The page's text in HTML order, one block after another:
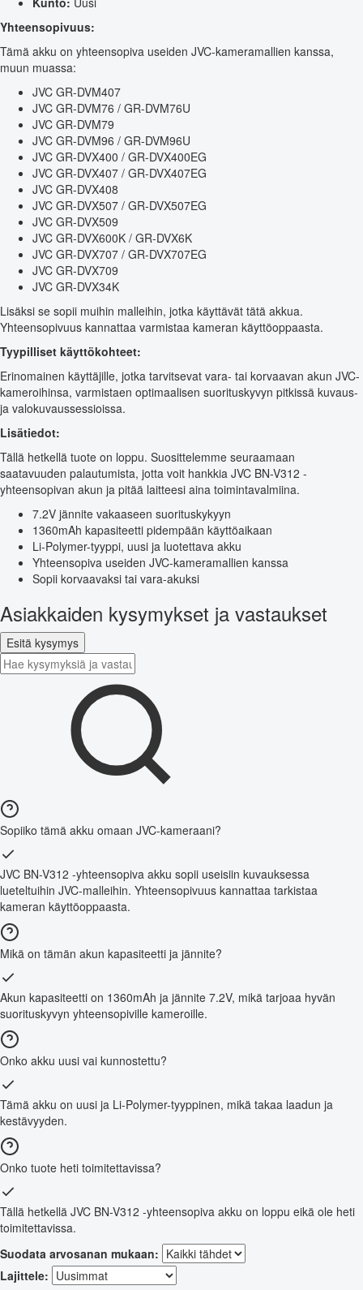
Yhteensopivuus:
Tämä akku on yhteensopiva useiden JVC-kameramallien kanssa,
muun muassa:
JVC GR-DVM407
JVC GR-DVM76 / GR-DVM76U
JVC GR-DVM79
JVC GR-DVM96 / GR-DVM96U
JVC GR-DVX400 / GR-DVX400EG
JVC GR-DVX407 / GR-DVX407EG
JVC GR-DVX408
JVC GR-DVX507 / GR-DVX507EG
JVC GR-DVX509
JVC GR-DVX600K / GR-DVX6K
JVC GR-DVX707 / GR-DVX707EG
JVC GR-DVX709
JVC GR-DVX34K
Lisäksi se sopii muihin malleihin, jotka käyttävät tätä akkua.
Yhteensopivuus kannattaa varmistaa kameran käyttöoppaasta.
Tyypilliset käyttökohteet:
Erinomainen käyttäjille, jotka tarvitsevat vara- tai korvaavan akun JVC-
kameroihinsa, varmistaen optimaalisen suorituskyvyn pitkissä kuvaus-
ja valokuvaussessioissa.
Lisätiedot:
Tällä hetkellä tuote on loppu. Suosittelemme seuraamaan
saatavuuden palautumista, jotta voit hankkia JVC BN-V312 -
yhteensopivan akun ja pitää laitteesi aina toimintavalmiina.
7.2V jännite vakaaseen suorituskykyyn
1360mAh kapasiteetti pidempään käyttöaikaan
Li-Polymer-tyyppi, uusi ja luotettava akku
Yhteensopiva useiden JVC-kameramallien kanssa
Sopii korvaavaksi tai vara-akuksi
Asiakkaiden kysymykset ja vastaukset
Esitä kysymys
Sopiiko tämä akku omaan JVC-kameraani?
JVC BN-V312 -yhteensopiva akku sopii useisiin kuvauksessa
lueteltuihin JVC-malleihin. Yhteensopivuus kannattaa tarkistaa
kameran käyttöoppaasta.
Mikä on tämän akun kapasiteetti ja jännite?
Akun kapasiteetti on 1360mAh ja jännite 7.2V, mikä tarjoaa hyvän
suorituskyvyn yhteensopiville kameroille.
Onko akku uusi vai kunnostettu?
Tämä akku on uusi ja Li-Polymer-tyyppinen, mikä takaa laadun ja
kestävyyden.
Onko tuote heti toimitettavissa?
Tällä hetkellä JVC BN-V312 -yhteensopiva akku on loppu eikä ole heti
toimitettavissa.
Suodata arvosanan mukaan:
Lajittele: